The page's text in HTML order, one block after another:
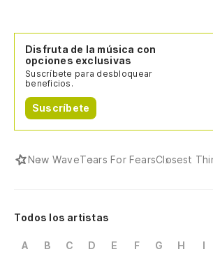
Disfruta de la música con
opciones exclusivas
Suscríbete para desbloquear
beneficios.
Suscríbete
New WaveTears For FearsClosest
Todos los artistas
A B C D E F G H I